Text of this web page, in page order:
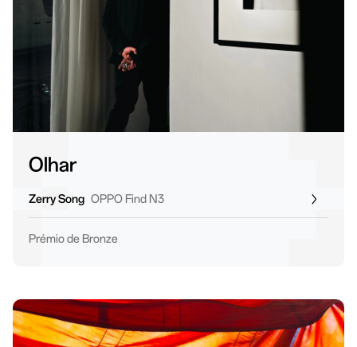
Olhar
Zerry Song OPPO Find N3
Prémio de Bronze